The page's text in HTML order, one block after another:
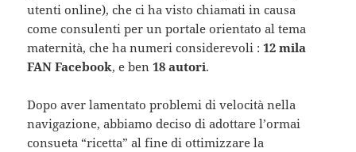
utenti online), che ci ha visto chiamati in causa
come consulenti per un portale orientato al tema
maternità, che ha numeri considerevoli :12 mila
FAN Facebook, e ben18 autori.
Dopo aver lamentato problemi di velocità nella
navigazione, abbiamo deciso di adottare l’ormai
consueta “ricetta” al fine di ottimizzare la